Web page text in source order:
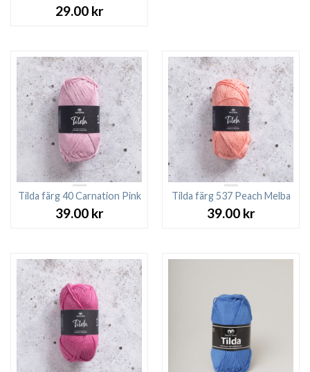
29.00 kr
Tilda färg 40 Carnation Pink
39.00 kr
Tilda färg 537 Peach Melba
39.00 kr